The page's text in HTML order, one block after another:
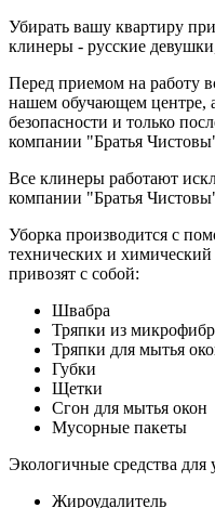
Убирать вашу квартиру
клинеры - русские
Перед приемом на работу
нашем обучающем центре,
безопасности и только
компании "Братья
Все клинеры работают
компании "Братья
Уборка производится с
технических и
привозят с собой:
Швабра
Тряпки из
Тряпки для мытья
Губки
Щетки
Сгон для мытья окон
Мусорные пакеты
Экологичные средства
Жироудалитель